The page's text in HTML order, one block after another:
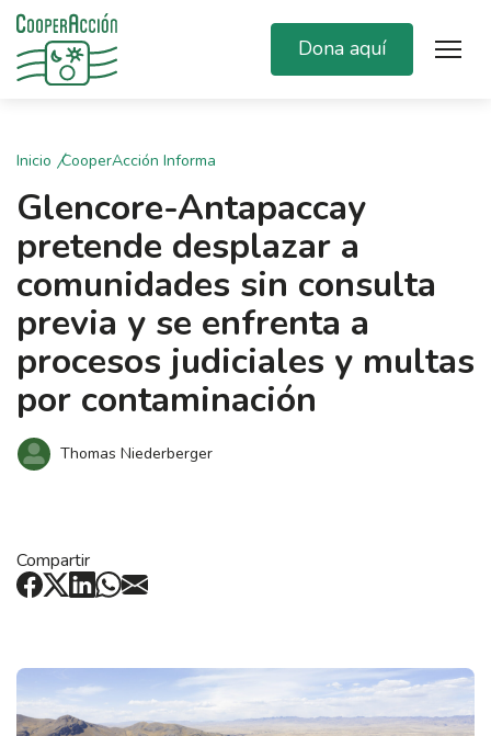
Dona aquí
Inicio CooperAcción Informa
Glencore-Antapaccay
pretende desplazar a
comunidades sin consulta
previa y se enfrenta a
procesos judiciales y multas
por contaminación
Thomas Niederberger
Compartir